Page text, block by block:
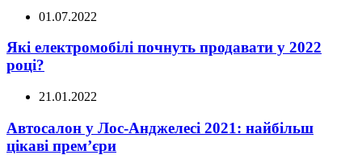
01.07.2022
Які електромобілі почнуть продавати у 2022
році?
21.01.2022
Автосалон у Лос-Анджелесі 2021: найбільш
цікаві прем’єри